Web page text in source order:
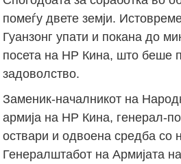
помеѓу двете земји.
Гуанзонг упати и покана до
посета на НР Кина, што беше
задоволство.
Заменик-началникот на
армија на НР Кина, генерал-
оствари и одвоена средба со
Генералштабот на Армијата